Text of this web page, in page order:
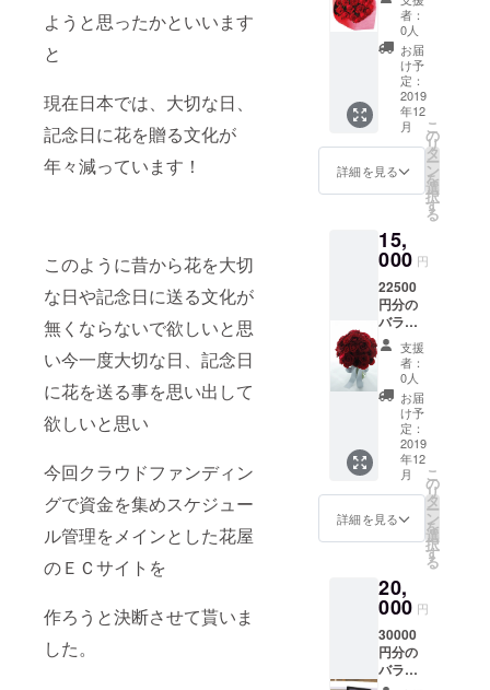
ようと思ったかといいます
と
現在日本では、大切な日、
記念日に花を贈る文化が
年々減っています！
このように昔から花を大切
な日や記念日に送る文化が
無くならないで欲しいと思
い今一度大切な日、記念日
に花を送る事を思い出して
欲しいと思い
今回クラウドファンディン
グで資金を集めスケジュー
ル管理をメインとした花屋
のＥＣサイトを
作ろうと決断させて貰いま
した。
にＥＣ
サイト
からア
レンジ
メント
もしく
は花束
をお送
り いた
しま
方の誕
生日、
記念
日、大
切な方
の誕生
日など
もスケ
ジュー
ル管理
させて
頂き ご
指定の
日時に
お届け
しま
す。
送りい
たしま
す。
5000円
分、
10000
円分、
２万円
分のお
花を数
回に分
ける事
です。
支援し
て頂い
た方に
もしく
は、大
切な方
にＥＣ
サイト
からア
レンジ
メント
もしく
は花束
をお送
り いた
しま
方の誕
生日、
記念
日、大
切な方
の誕生
者：
0人
お届
け予
定：
2019
年12
月
詳細を見る
こ
の
リ
タ
ー
ン
を
選
択
す
る
15,
000 円
22500
円分の
バラの
花をお
送りい
たしま
す。
5000円
分、
10000
円分、
２万円
分のお
花を数
回に分
ける事
です。
支援し
て頂い
た方に
もしく
は、大
支援
者：
0人
お届
け予
定：
2019
年12
月
詳細を見る
こ
の
リ
タ
ー
ン
を
選
択
す
る
20,
000 円
30000
円分の
バラの